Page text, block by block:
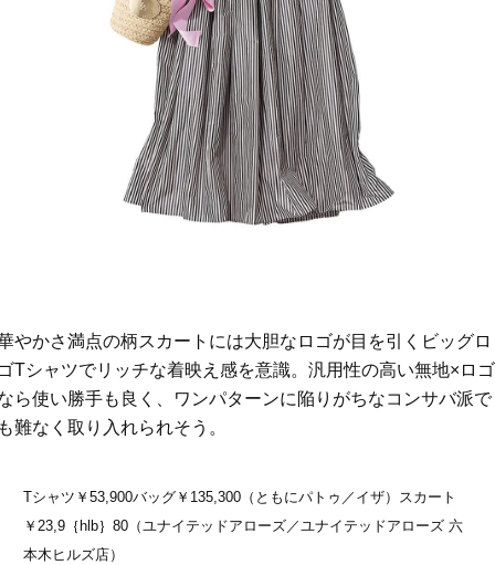
やかさ満点の柄スカートには大胆なロゴが目を引くビッグロ
Tシャツでリッチな着映え感を意識。汎用性の高い無地×ロゴ
ら使い勝手も良く、ワンパターンに陥りがちなコンサバ派で
難なく取り入れられそう。
Tシャツ￥53,900バッグ￥135,300（ともにパトゥ／イザ）スカート
￥23,9｛hlb｝80（ユナイテッドアローズ／ユナイテッドアローズ 六
本木ヒルズ店）